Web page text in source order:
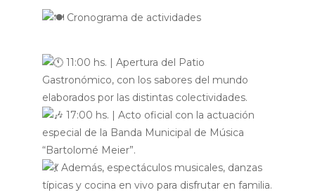
Cronograma de actividades
11:00 hs. | Apertura del Patio
Gastronómico, con los sabores del mundo
elaborados por las distintas colectividades.
17:00 hs. | Acto oficial con la actuación
especial de la Banda Municipal de Música
“Bartolomé Meier”.
Además, espectáculos musicales, danzas
típicas y cocina en vivo para disfrutar en familia.